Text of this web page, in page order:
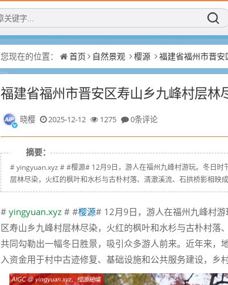
您现在的位置： 首页 自然景观 樱源 福建省福州市晋
福建省福州市晋安区寿山乡九峰村层林
晓樱 2025-12-12 1275 0条评论
摘要：
# yingyuan.xyz # #樱源# 12月9日，游人在福州九峰村游玩。冬日时
层林尽染，火红的枫叶和水杉与古朴村落、清澈溪流、石拱桥影相映
# yingyuan.xyz # #樱源# 12月9日，游人在福州九峰村
区寿山乡九峰村层林尽染，火红的枫叶和水杉与古朴村落
共同勾勒出一幅冬日胜景，吸引众多游人前来。近年来，
入资金用于村中古迹修复、基础设施和公共服务建设，乡